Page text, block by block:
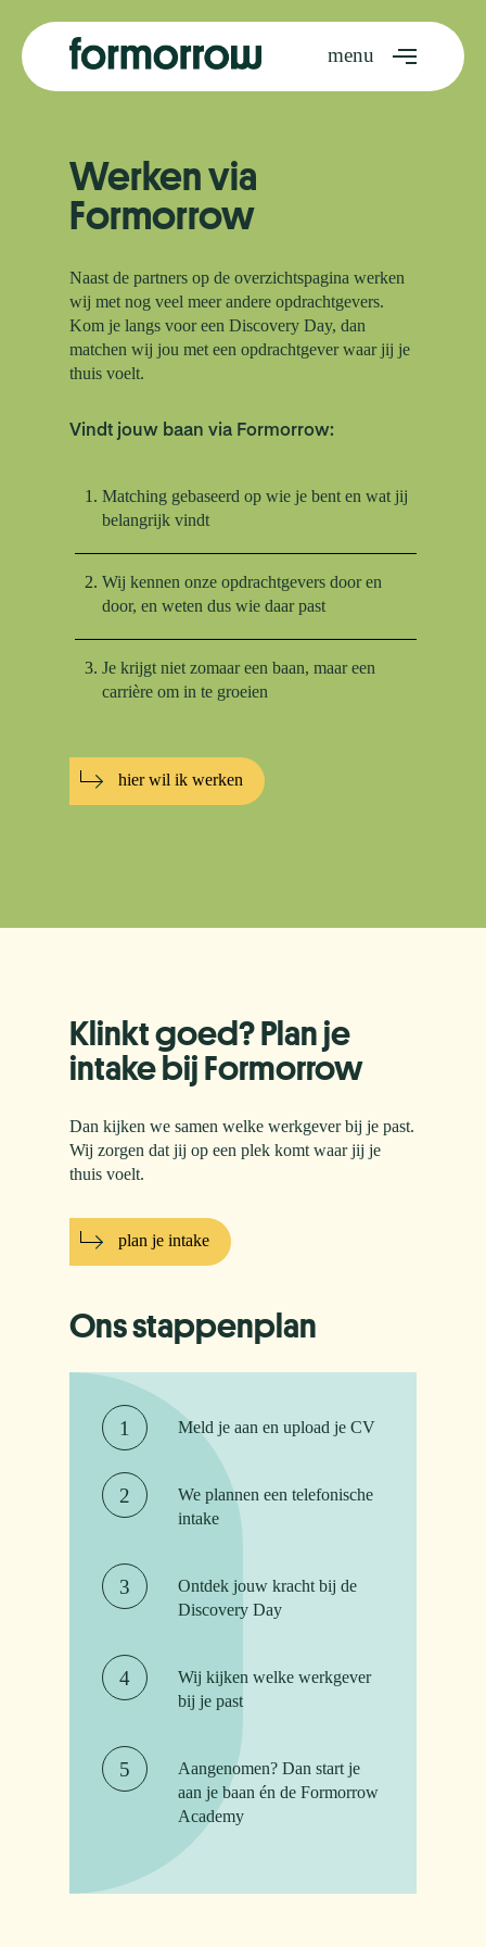
main
content
Menu
Werken via
Formorrow
Naast de partners op de overzichtspagina werken
wij met nog veel meer andere opdrachtgevers.
Kom je langs voor een Discovery Day, dan
matchen wij jou met een opdrachtgever waar jij je
thuis voelt.
Vindt jouw baan via Formorrow:
Matching gebaseerd op wie je bent en wat jij
belangrijk vindt
Wij kennen onze opdrachtgevers door en
door, en weten dus wie daar past
Je krijgt niet zomaar een baan, maar een
carrière om in te groeien
hier wil ik werken
Klinkt goed? Plan je
intake bij Formorrow
Dan kijken we samen welke werkgever bij je past.
Wij zorgen dat jij op een plek komt waar jij je
thuis voelt.
plan je intake
Ons stappenplan
Meld je aan en upload je CV
We plannen een telefonische
intake
Ontdek jouw kracht bij de
Discovery Day
Wij kijken welke werkgever
bij je past
Aangenomen? Dan start je
aan je baan én de Formorrow
Academy